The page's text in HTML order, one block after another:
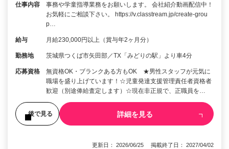
仕事内容
事務や学童指導業務をお願いします。 会社紹介動画配信中！
お気軽にご相談下さい。 https://v.classtream.jp/create-grou
p…
給与 月給230,000円以上（賞与年2ヶ月分）
勤務地 茨城県つくば市矢田部／TX「みどりの駅」より車4分
応募資格
無資格OK・ブランクある方もOK ★男性スタッフが元気に
職場を盛り上げています！☆児童発達支援管理責任者資格者
歓迎（別途俸給査定します）☆現在非正規で、正職員を…
後で見る 詳細を見る
更新日： 2026/06/25 掲載終了日： 2027/04/02